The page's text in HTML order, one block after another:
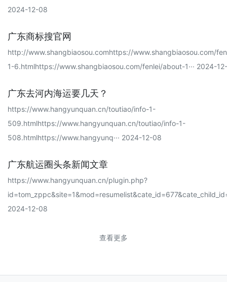
2024-12-08
广东商标搜官网
http://www.shangbiaosou.comhttps://www.shangbiaosou.com/
1-6.htmlhttps://www.shangbiaosou.com/fenlei/about-1··· 2024-
广东去河内海运要几天？
https://www.hangyunquan.cn/toutiao/info-1-
509.htmlhttps://www.hangyunquan.cn/toutiao/info-1-
508.htmlhttps://www.hangyunq··· 2024-12-08
广东航运圈头条新闻文章
https://www.hangyunquan.cn/plugin.php?
2024-12-08
查看更多